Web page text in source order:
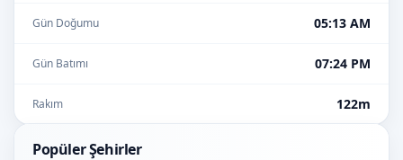
Gün Doğumu 05:13 AM
Gün Batımı 07:24 PM
Rakım 122m
Popüler Şehirler